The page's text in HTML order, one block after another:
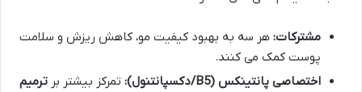
مشترکات: هر سه به بهبود کیفیت مو، کاهش ریزش و سلامت
پوست کمک می کنند.
اختصاصی پانتینکس (B5/دکسپانتنول):
تمرکز بیشتر بر ترمیم